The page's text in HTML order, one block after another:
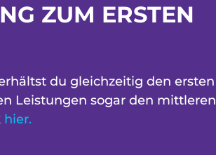
ZUM ERSTEN
du gleichzeitig den ersten
Leistungen sogar den mittleren
hier.